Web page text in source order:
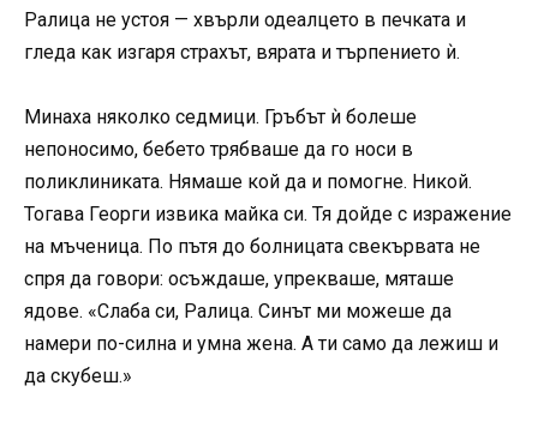
Ралица не устоя — хвърли одеалцето в печката и
гледа как изгаря страхът, вярата и търпението ѝ.
Минаха няколко седмици. Гръбът ѝ болеше
непоносимо, бебето трябваше да го носи в
поликлиниката. Нямаше кой да и помогне. Никой.
Тогава Георги извика майка си. Тя дойде с изражение
на мъченица. По пътя до болницата свекървата не
спря да говори: осъждаше, упрекваше, мяташе
ядове. «Слаба си, Ралица. Синът ми можеше да
намери по-силна и умна жена. А ти само да лежиш и
да скубеш.»